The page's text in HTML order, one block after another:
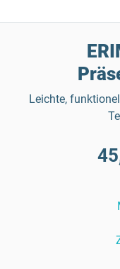
Leichte,